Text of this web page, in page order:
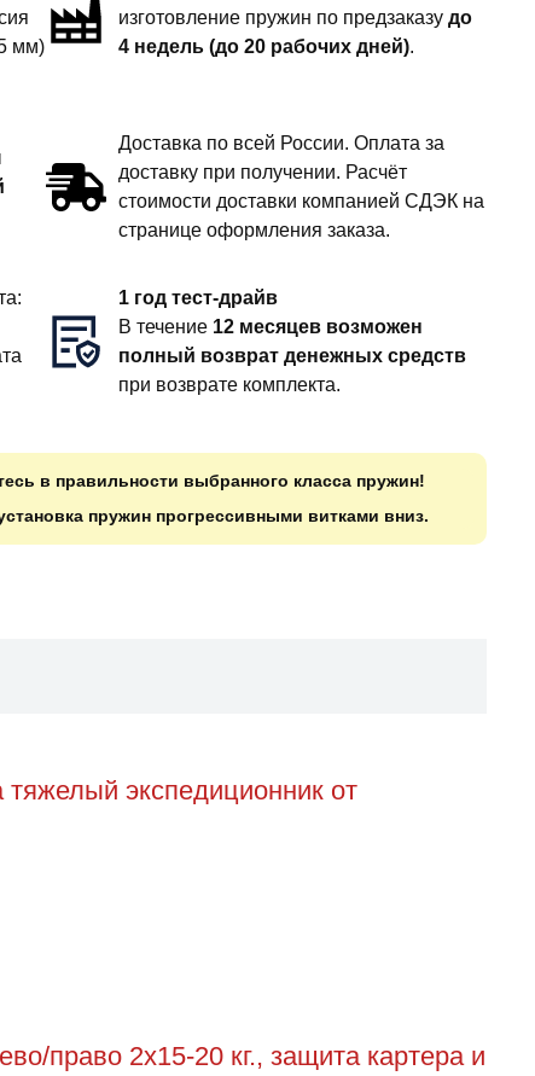
мм)
изготовление пружин по предзаказудо
4 недель (до 20 рабочих дней).
Доставка по всей России. Оплата за
доставку при получении. Расчёт
стоимости доставки компанией СДЭК на
странице оформления заказа.
1 год тест-драйв
В течение 12 месяцев возможен
полный возврат денежных средств
при возврате комплекта.
в правильности выбранного класса пружин!
пружин прогрессивными витками вниз.
экспедиционник от
право 2х15-20 кг., защита картера и